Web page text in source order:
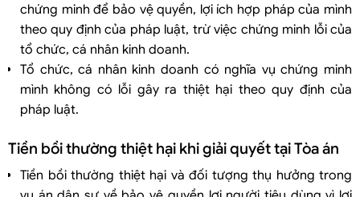
chứng minh để bảo vệ quyền, lợi ích hợp pháp của mình
theo quy định của pháp luật, trừ việc chứng minh lỗi của
tổ chức, cá nhân kinh doanh.
Tổ chức, cá nhân kinh doanh có nghĩa vụ chứng minh
mình không có lỗi gây ra thiệt hại theo quy định của
pháp luật.
Tiền bồi thường thiệt hại khi giải quyết tại Tòa án
Tiền bồi thường thiệt hại và đối tượng thụ hưởng trong